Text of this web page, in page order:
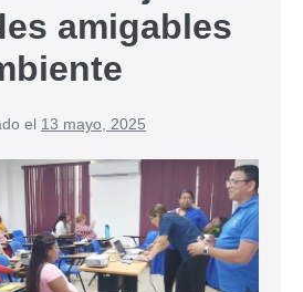
amigables
el 13 mayo, 2025